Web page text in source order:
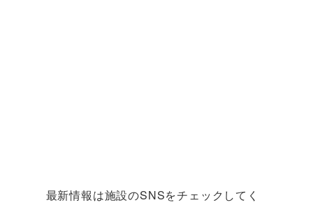
最新情報は施設のSNSをチェックしてく